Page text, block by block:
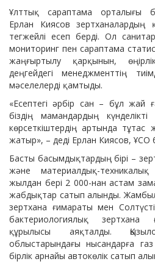
Ұлттық сараптама орталығы
Ерлан Киясов зертханалардың
тегжейлі есеп берді. Ол
мониторинг пен сараптама
жаңғыртылу қарқынын,
деңгейдегі менеджменттің
мәселелерді қамтыды.
«Есептегі әрбір сан – бұл жай
біздің мамандардың
көрсеткіштердің артында
жатыр», – деді Ерлан Киясов, ҰСО
Басты басымдықтардың бірі –
және материалдық-
жылдан бері 2 000-нан астам
жабдықтар сатып алынды.
зертхана ғимараты мен
бактериологиялық зертхана
құрылысы аяқталды.
облыстарындағы нысандарға газ
бірлік арнайы автокөлік сатып